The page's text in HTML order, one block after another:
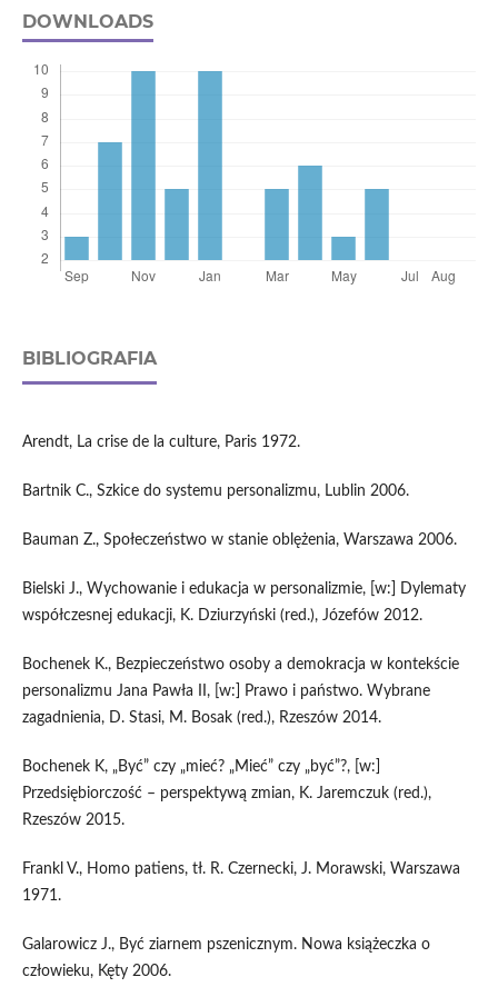
DOWNLOADS
BIBLIOGRAFIA
Arendt, La crise de la culture, Paris 1972.
Bartnik C., Szkice do systemu personalizmu, Lublin 2006.
Bauman Z., Społeczeństwo w stanie oblężenia, Warszawa 2006.
Bielski J., Wychowanie i edukacja w personalizmie, [w:] Dylematy
współczesnej edukacji, K. Dziurzyński (red.), Józefów 2012.
Bochenek K., Bezpieczeństwo osoby a demokracja w kontekście
personalizmu Jana Pawła II, [w:] Prawo i państwo. Wybrane
zagadnienia, D. Stasi, M. Bosak (red.), Rzeszów 2014.
Bochenek K, „Być” czy „mieć? „Mieć” czy „być”?, [w:]
Przedsiębiorczość – perspektywą zmian, K. Jaremczuk (red.),
Rzeszów 2015.
Frankl V., Homo patiens, tł. R. Czernecki, J. Morawski, Warszawa
1971.
Galarowicz J., Być ziarnem pszenicznym. Nowa książeczka o
człowieku, Kęty 2006.